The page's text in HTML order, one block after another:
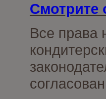
Смотрите
Все права